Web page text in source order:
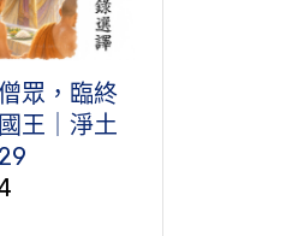
眾，臨終
王｜淨土